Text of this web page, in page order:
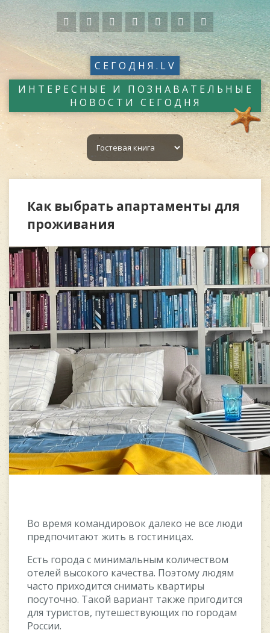
СЕГОДНЯ.LV
ИНТЕРЕСНЫЕ И ПОЗНАВАТЕЛЬНЫЕ
НОВОСТИ СЕГОДНЯ
Как выбрать апартаменты для
проживания
Во время командировок далеко не все люди
предпочитают жить в гостиницах.
Есть города с минимальным количеством
отелей высокого качества. Поэтому людям
часто приходится снимать квартиры
посуточно. Такой вариант также пригодится
для туристов, путешествующих по городам
России.